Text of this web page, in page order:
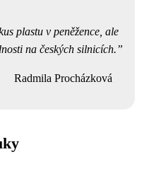
plastu v peněžence, ale
na českých silnicích.
Radmila Procházková